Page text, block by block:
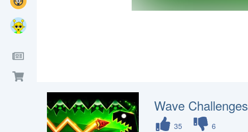
Wave Challenges
35
6